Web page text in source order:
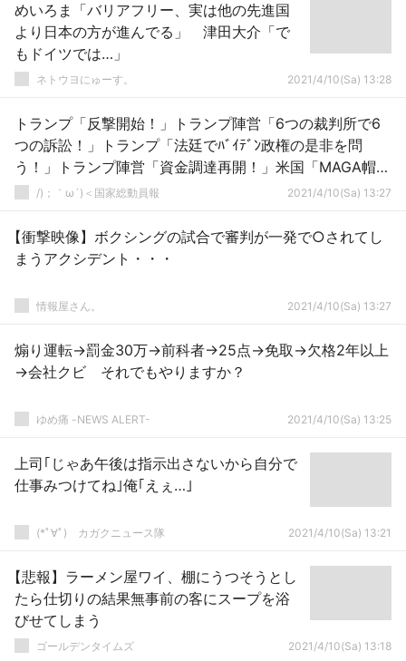
めいろま「バリアフリー、実は他の先進国
より日本の方が進んでる」 津田大介「で
もドイツでは…」
ネトウヨにゅーす。 2021/4/10(Sa) 13:28
トランプ「反撃開始！」トランプ陣営「6つの裁判所で6
つの訴訟！」トランプ「法廷でﾊﾞｲﾃﾞﾝ政権の是非を問
う！」トランプ陣営「資金調達再開！」米国「MAGA帽子
の販売復活！」→
/)；｀ω´)＜国家総動員報 2021/4/10(Sa) 13:27
【衝撃映像】ボクシングの試合で審判が一発で○されてし
まうアクシデント・・・
情報屋さん。 2021/4/10(Sa) 13:27
煽り運転→罰金30万→前科者→25点→免取→欠格2年以上
→会社クビ それでもやりますか？
ゆめ痛 -NEWS ALERT- 2021/4/10(Sa) 13:25
上司｢じゃあ午後は指示出さないから自分で
仕事みつけてね｣俺｢えぇ…｣
(*ﾟ∀ﾟ)ゞカガクニュース隊 2021/4/10(Sa) 13:21
【悲報】ラーメン屋ワイ、棚にうつそうとし
たら仕切りの結果無事前の客にスープを浴
びせてしまう
ゴールデンタイムズ 2021/4/10(Sa) 13:18